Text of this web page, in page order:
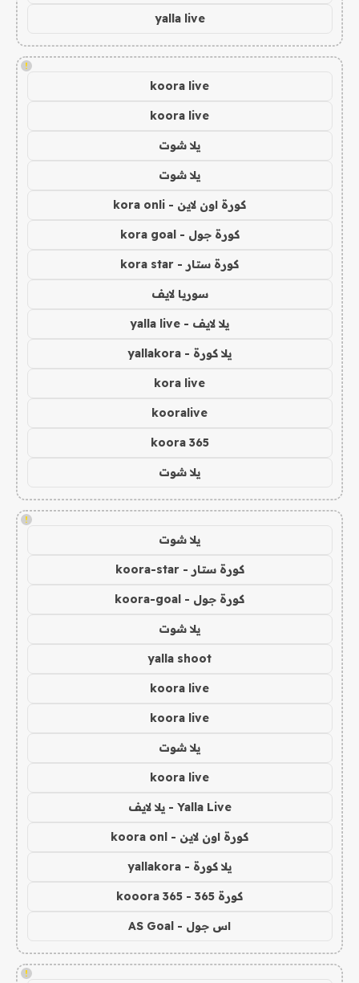
yalla live
!
koora live
koora live
يلا شوت
يلا شوت
كورة اون لاين - kora onli
كورة جول - kora goal
كورة ستار - kora star
سوريا لايف
يلا لايف - yalla live
يلا كورة - yallakora
kora live
kooralive
koora 365
يلا شوت
!
يلا شوت
كورة ستار - koora-star
كورة جول - koora-goal
يلا شوت
yalla shoot
koora live
koora live
يلا شوت
koora live
Yalla Live - يلا لايف
كورة اون لاين - koora onl
يلا كورة - yallakora
كورة 365 - kooora 365
اس جول - AS Goal
!